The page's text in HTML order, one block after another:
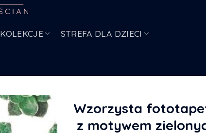
KOLEKCJE STREFA DLA DZIECI
Wzorzysta
z motywem